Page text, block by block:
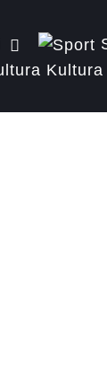
Kultura